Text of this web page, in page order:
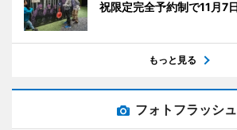
祝限定完全予約制で11月7
もっと見る
フォトフラッシュ